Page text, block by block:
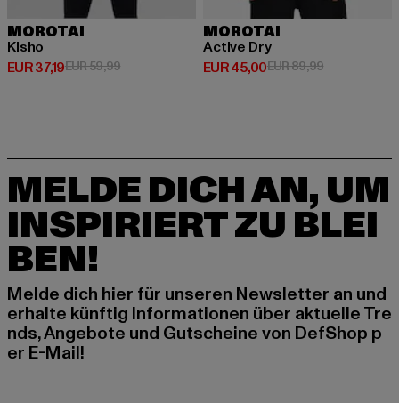
MOROTAI
Kisho
EUR 37,19
Derzeitiger Preis: EUR 37,19
EUR 59,99Aktionspreis: EUR 59,99
MOROTAI
Active Dry
EUR 45,00
Derzeitiger Preis: EUR 45,00
EUR 89,99Aktionspreis:
MELDE DICH AN, UM
INSPIRIERT ZU BLEI
BEN!
Melde dich hier für unseren Newsletter an und
erhalte künftig Informationen über aktuelle Tre
nds, Angebote und Gutscheine von DefShop p
er E-Mail!